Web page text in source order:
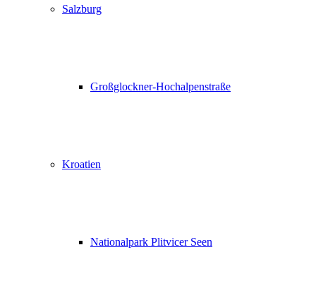
Salzburg
Großglockner-Hochalpenstraße
Kroatien
Nationalpark Plitvicer Seen